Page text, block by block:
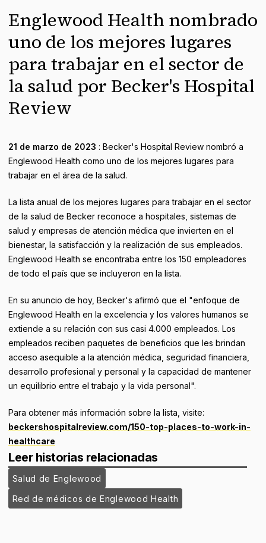
Leer historias relacionadas
Salud de Englewood
Red de médicos de Englewood Health
Englewood Health nombrado
uno de los mejores lugares
para trabajar en el sector de
la salud por Becker's Hospital
Review
21 de marzo de 2023 : Becker's Hospital Review nombró a
Englewood Health como uno de los mejores lugares para
trabajar en el área de la salud.
La lista anual de los mejores lugares para trabajar en el sector
de la salud de Becker reconoce a hospitales, sistemas de
salud y empresas de atención médica que invierten en el
bienestar, la satisfacción y la realización de sus empleados.
Englewood Health se encontraba entre los 150 empleadores
de todo el país que se incluyeron en la lista.
En su anuncio de hoy, Becker's afirmó que el "enfoque de
Englewood Health en la excelencia y los valores humanos se
extiende a su relación con sus casi 4.000 empleados. Los
empleados reciben paquetes de beneficios que les brindan
acceso asequible a la atención médica, seguridad financiera,
desarrollo profesional y personal y la capacidad de mantener
un equilibrio entre el trabajo y la vida personal".
Para obtener más información sobre la lista, visite:
beckershospitalreview.com/150-top-places-to-work-in-
healthcare